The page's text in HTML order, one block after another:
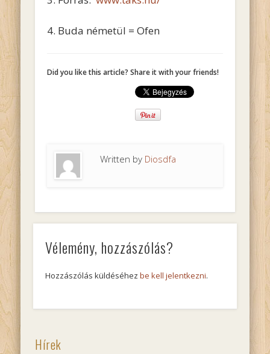
4. Buda németül = Ofen
Did you like this article? Share it with your friends!
Written by Diosdfa
Vélemény, hozzászólás?
Hozzászólás küldéséhez be kell jelentkezni.
Hírek